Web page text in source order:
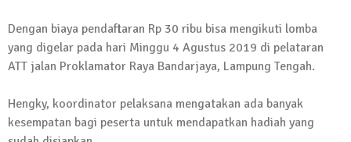
News Flash
Dengan Semangat Muda, Ida Bagus
Wisnu Pujana Mengambil Berkas
Lamtim
1 Mei 2024 | 12:10
Dengan biaya pendaftaran Rp 30 ribu bisa mengikuti lomba
yang digelar pada hari Minggu 4 Agustus 2019 di pelataran
ATT jalan Proklamator Raya Bandarjaya, Lampung Tengah.
Hengky, koordinator pelaksana mengatakan ada banyak
kesempatan bagi peserta untuk mendapatkan hadiah yang